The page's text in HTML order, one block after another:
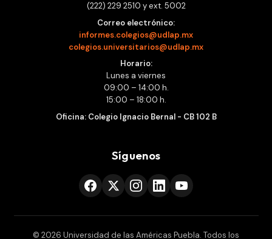
(222) 229 2510 y ext. 5002
Correo electrónico:
informes.colegios@udlap.mx
colegios.universitarios@udlap.mx
Horario:
Lunes a viernes
09:00 – 14:00 h.
15:00 – 18:00 h.
Oficina: Colegio Ignacio Bernal - CB 102 B
Síguenos
© 2026 Universidad de las Américas Puebla. Todos los